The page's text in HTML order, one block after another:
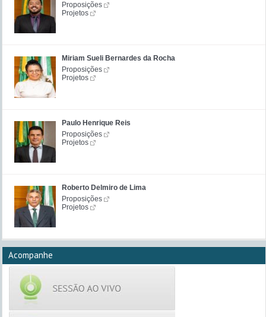
Proposições
Projetos
Miriam Sueli Bernardes da Rocha
Proposições
Projetos
Paulo Henrique Reis
Proposições
Projetos
Roberto Delmiro de Lima
Proposições
Projetos
Acompanhe